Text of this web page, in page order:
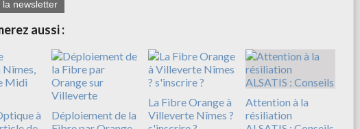
la newsletter
aussi :
à
Déploiement de la
La Fibre Orange à
Villeverte Nîmes ?
Attention à la
résiliation